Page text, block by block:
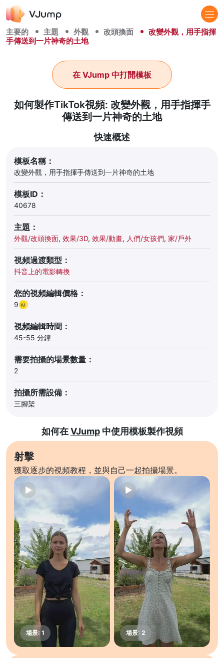
主要的 主題 外觀 改頭換面
改變外觀，用手指揮
手傳送到一片神奇的土地
如何製作TikTok視頻: 改變外觀，用手指揮手
傳送到一片神奇的土地
在 VJump 中打開模板
快速概述
模板名稱：
改變外觀，用手指揮手傳送到一片神奇的土地
模板ID：
40678
主題：
外觀/改頭換面, 效果/3D, 效果/動畫, 人們/女孩們, 家/戶外
視頻過渡類型：
抖音上的電影轉換
您的視頻編輯價格：
9
視頻編輯時間：
45-55 分鐘
需要拍攝的場景數量：
2
拍攝所需設備：
三腳架
如何在VJump中使用模板製作視頻
射擊
獲取逐步的視頻教程，並與自己一起拍攝場景。